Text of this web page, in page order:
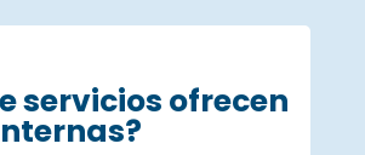
servicios ofrecen